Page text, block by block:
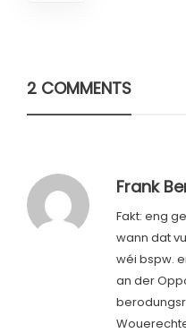
2 COMMENTS
Frank
Fakt: eng
wann dat
wéi bspw.
an der